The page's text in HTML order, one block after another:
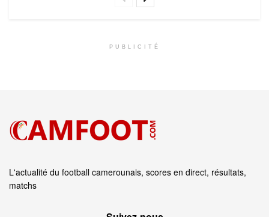
PUBLICITÉ
L'actualité du football camerounais, scores en direct, résultats,
matchs